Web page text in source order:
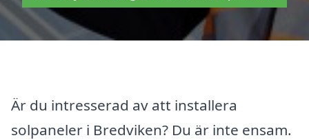
Är du intresserad av att installera
solpaneler i Bredviken? Du är inte ensam.